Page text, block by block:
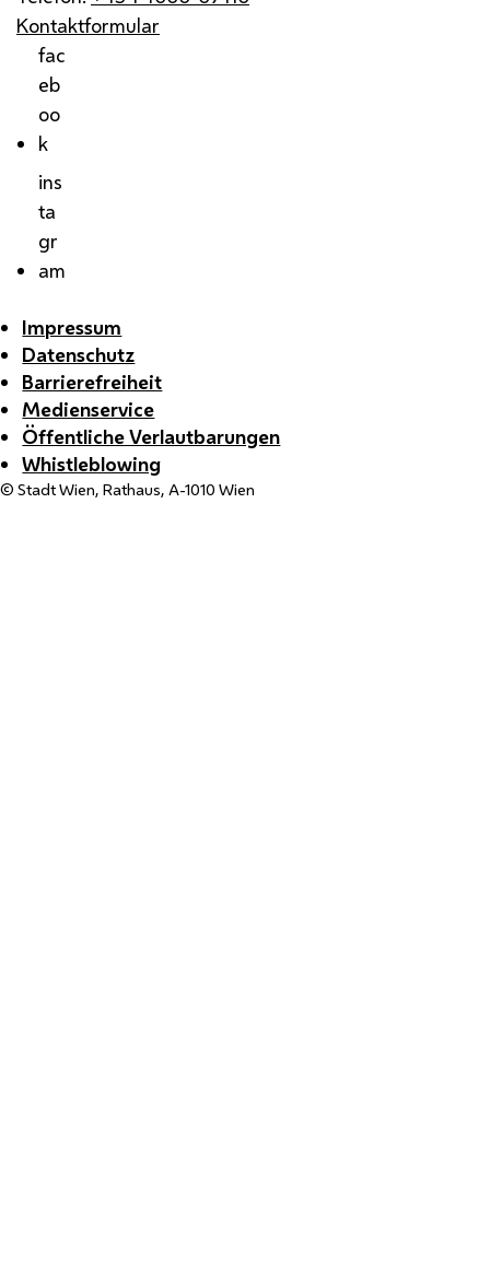
Kontaktformular
fac
eb
oo
k
ins
ta
gr
am
Impressum
Datenschutz
Barrierefreiheit
Medienservice
Öffentliche Verlautbarungen
Whistleblowing
© Stadt Wien, Rathaus, A-1010 Wien